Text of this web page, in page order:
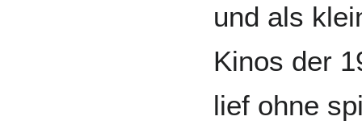
und als
Kinos der
lief ohne